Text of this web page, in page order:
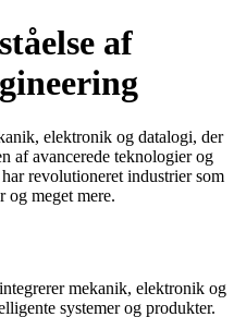
af
elektronik og datalogi, der
af avancerede teknologier og
revolutioneret industrier som
og meget mere.
mekanik, elektronik og
systemer og produkter.